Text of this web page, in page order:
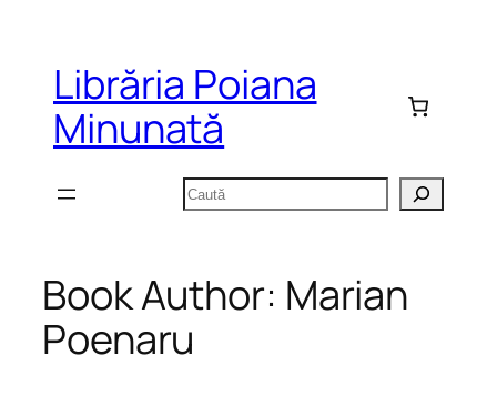
conținutLibrăria Poiana
Minunată
Caută
Book Author: Marian
Poenaru